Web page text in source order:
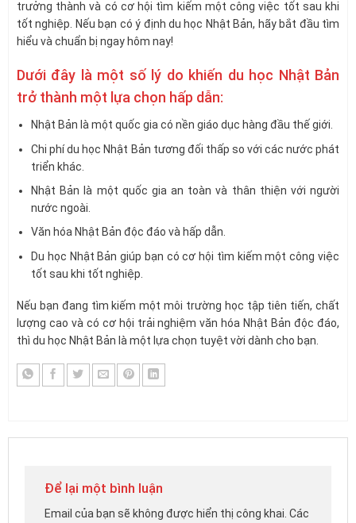
trưởng thành và có cơ hội tìm kiếm một công việc tốt sau khi
tốt nghiệp. Nếu bạn có ý định du học Nhật Bản, hãy bắt đầu tìm
hiểu và chuẩn bị ngay hôm nay!
Dưới đây là một số lý do khiến du học Nhật Bản
trở thành một lựa chọn hấp dẫn:
Nhật Bản là một quốc gia có nền giáo dục hàng đầu thế giới.
Chi phí du học Nhật Bản tương đối thấp so với các nước phát
triển khác.
Nhật Bản là một quốc gia an toàn và thân thiện với người
nước ngoài.
Văn hóa Nhật Bản độc đáo và hấp dẫn.
Du học Nhật Bản giúp bạn có cơ hội tìm kiếm một công việc
tốt sau khi tốt nghiệp.
Nếu bạn đang tìm kiếm một môi trường học tập tiên tiến, chất
lượng cao và có cơ hội trải nghiệm văn hóa Nhật Bản độc đáo,
thì du học Nhật Bản là một lựa chọn tuyệt vời dành cho bạn.
Để lại một bình luận
Email của bạn sẽ không được hiển thị công khai. Các